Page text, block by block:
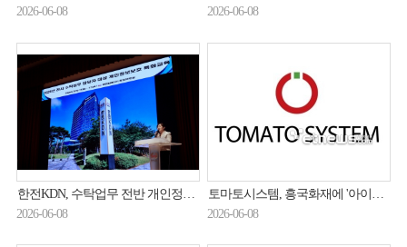
2026-06-08
2026-06-08
한전KDN, 수탁업무 전반 개인정보보호 체계 고도화 한다
2026-06-08
토마토시스템, 흥국화재에 '아이큐봇(AIQBot)' 공급…“넥스트 코어 프로젝트 참여”
2026-06-08